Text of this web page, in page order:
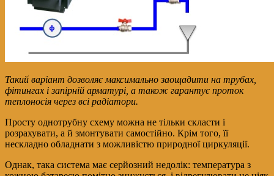
Такий варіант дозволяє максимально заощадити на трубах,
фітингах і запірній арматурі, а також гарантує проток
теплоносія через всі радіатори.
Просту однотрубну схему можна не тільки скласти і
розрахувати, а й змонтувати самостійно. Крім того, її
нескладно обладнати з можливістю природної циркуляції.
Однак, така система має серйозний недолік: температура з